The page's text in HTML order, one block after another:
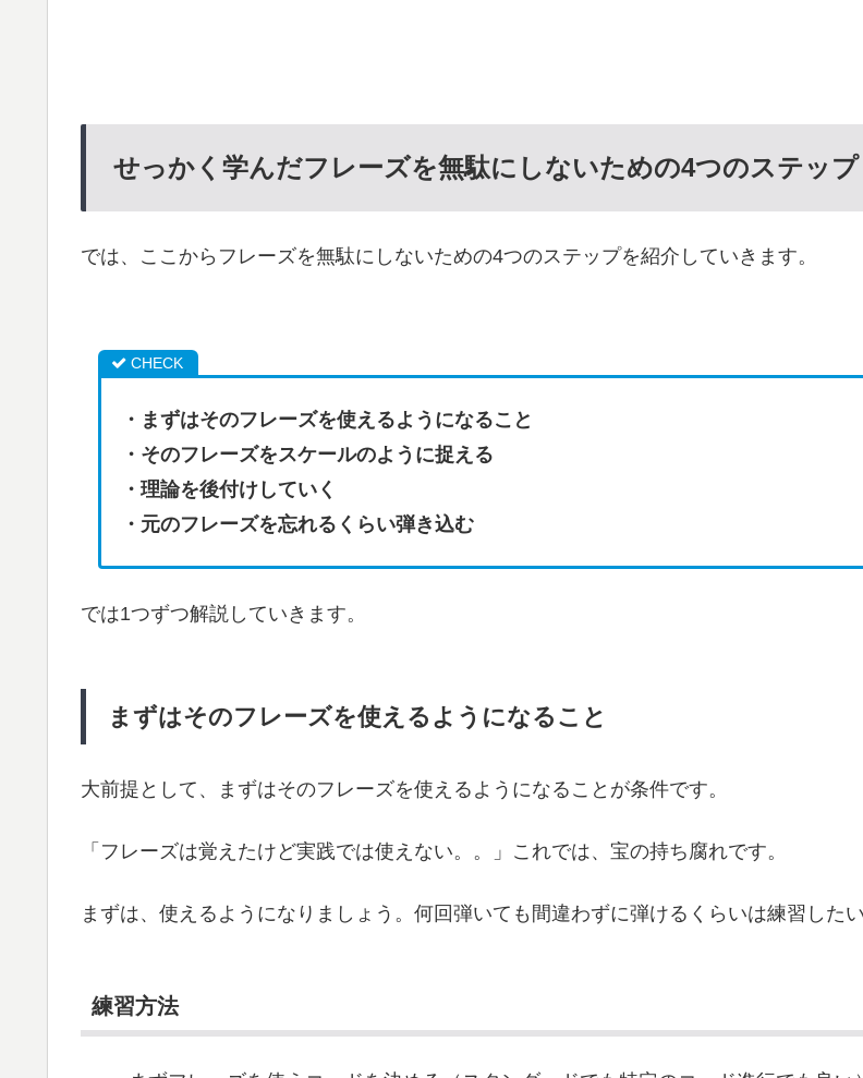
せっかく学んだフレーズを無駄にしないための4つのステップ
では、ここからフレーズを無駄にしないための4つのステップを紹介していきます。
・まずはそのフレーズを使えるようになること
・そのフレーズをスケールのように捉える
・理論を後付けしていく
・元のフレーズを忘れるくらい弾き込む
では1つずつ解説していきます。
まずはそのフレーズを使えるようになること
大前提として、まずはそのフレーズを使えるようになることが条件です。
「フレーズは覚えたけど実践では使えない。。」これでは、宝の持ち腐れです。
まずは、使えるようになりましょう。何回弾いても間違わずに弾けるくらいは練習したい
練習方法